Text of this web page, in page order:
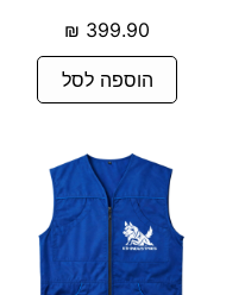
399.90
₪
הוספה לסל